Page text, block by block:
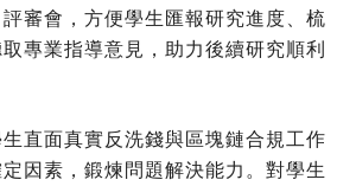
審會，方便學生匯報研究進度、梳
專業指導意見，助力後續研究順利
直面真實反洗錢與區塊鏈合規工作
因素，鍛煉問題解決能力。對學生